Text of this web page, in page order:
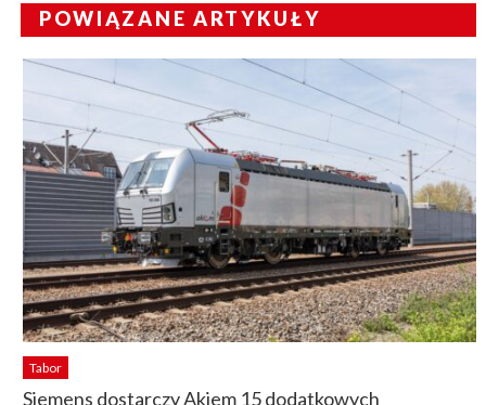
POWIĄZANE ARTYKUŁY
Tabor
Siemens dostarczy Akiem 15 dodatkowych